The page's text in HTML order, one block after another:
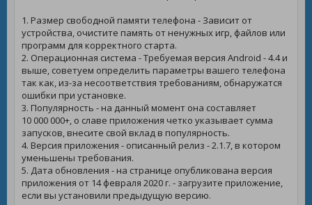
1. Размер свободной памяти телефона - Зависит от
устройства, очистите память от ненужных игр, файлов или
программ для корректного старта.
2. Операционная система - Требуемая версия Android - 4.4 и
выше, советуем определить параметры вашего телефона
так как, из-за несоответствия требованиям, обнаружатся
ошибки при установке.
3. Популярность - на данный момент она составляет
10 000 000+, о славе приложения четко указывает сумма
запусков, внесите свой вклад в популярность.
4. Версия приложения - описанный релиз - 2.1.7, в котором
уменьшены требования.
5. Дата обновления - на странице опубликована версия
приложения от 14 февраля 2020 г. - загрузите приложение,
если вы установили предыдущую версию.